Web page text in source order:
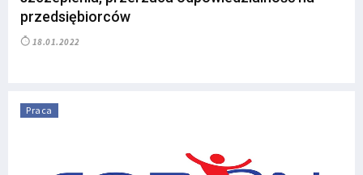
przedsiębiorców
18.01.2022
Praca